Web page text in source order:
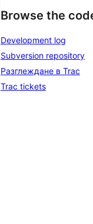
Browse the
Development log
Subversion repository
Разглеждане в Trac
Trac tickets